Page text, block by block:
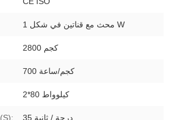
1 محث مع قناتين في شكل W
2800 كجم
700 كجم/ساعة
2*80 كيلوواط
الأعلى. سرعة المناور (S): 35 درجة / ثانية